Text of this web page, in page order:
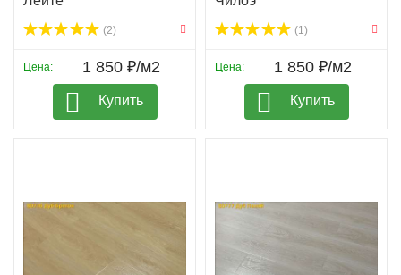
(2)
Цена: 1 850 ₽/м2
Купить
(1)
Цена: 1 850 ₽/м2
Купить